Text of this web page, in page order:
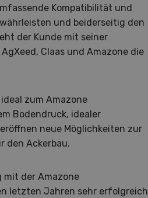
Kompatibilität und
und beiderseitig den
der Kunde mit seiner
Claas und Amazone die
zum Amazone
Bodendruck, idealer
neue Möglichkeiten zur
den Ackerbau.
mit der Amazone
letzten Jahren sehr erfolgreich